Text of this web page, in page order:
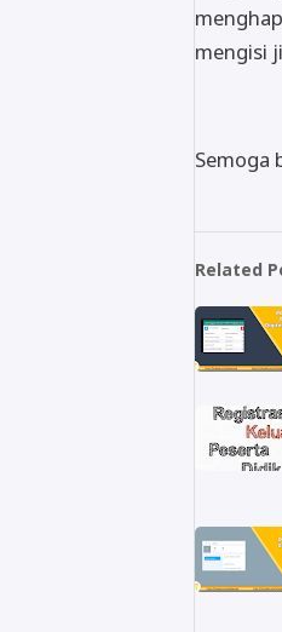
mengisi
Semoga
Related